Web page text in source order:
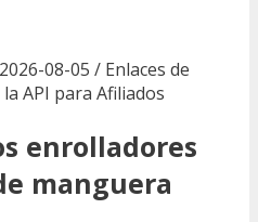
08-05 / Enlaces de
API para Afiliados
enrolladores
manguera